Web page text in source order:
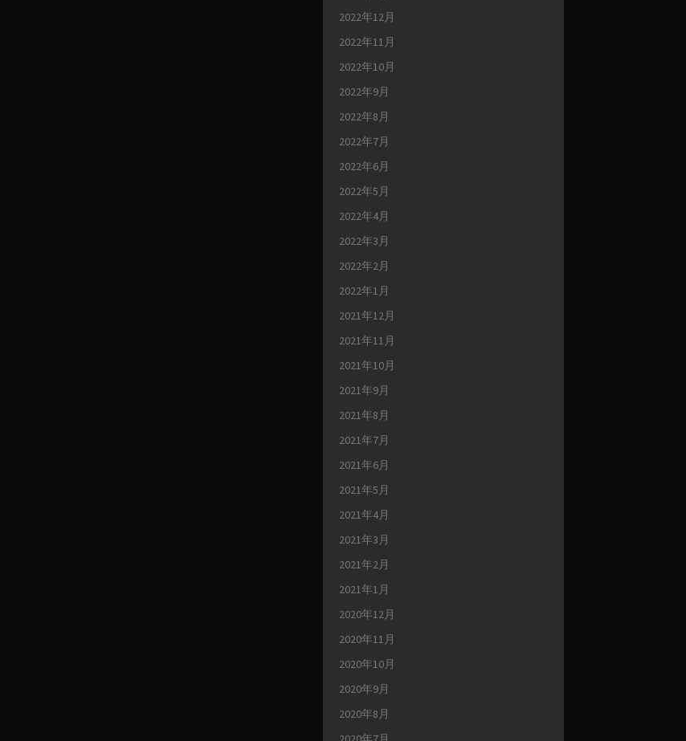
2022年12月
2022年11月
2022年10月
2022年9月
2022年8月
2022年7月
2022年6月
2022年5月
2022年4月
2022年3月
2022年2月
2022年1月
2021年12月
2021年11月
2021年10月
2021年9月
2021年8月
2021年7月
2021年6月
2021年5月
2021年4月
2021年3月
2021年2月
2021年1月
2020年12月
2020年11月
2020年10月
2020年9月
2020年8月